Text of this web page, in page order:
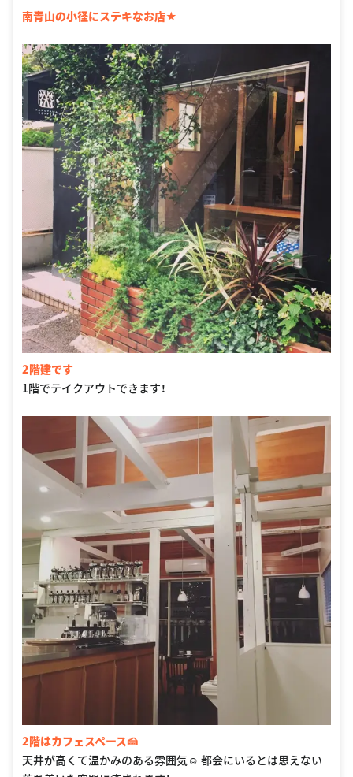
南青山の小径にステキなお店★
2階建です
1階でテイクアウトできます！
2階はカフェスペース🍰
天井が高くて温かみのある雰囲気☺️ 都会にいるとは思えない